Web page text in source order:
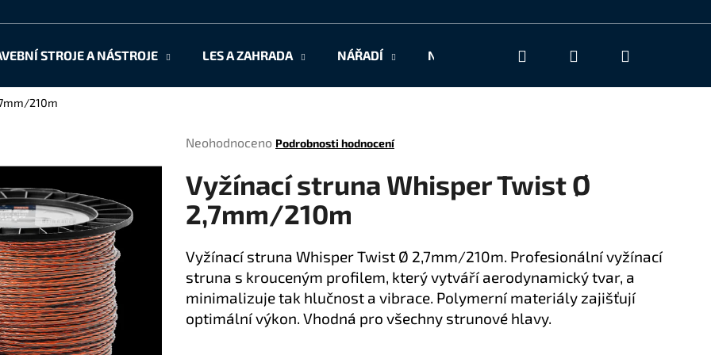
STROJE A NÁSTROJE LES A ZAHRADA NÁŘADÍ NAŠE SLUŽBY KONTAKT
Hledat Přihlášení
210m
Průměrné
produktu
je
0,0
z
hvězdiček.
Neohodnoceno Podrobnosti hodnocení
Vyžínací struna Whisper Twist Ø
2,7mm/210m
Vyžínací struna Whisper Twist Ø 2,7mm/210m. Profesionální vyžínací
struna s krouceným profilem, který vytváří aerodynamický tvar, a
minimalizuje tak hlučnost a vibrace. Polymerní materiály zajišťují
optimální výkon. Vhodná pro všechny strunové hlavy.
Co potřebujete najít?
HLEDAT
Doporučujeme